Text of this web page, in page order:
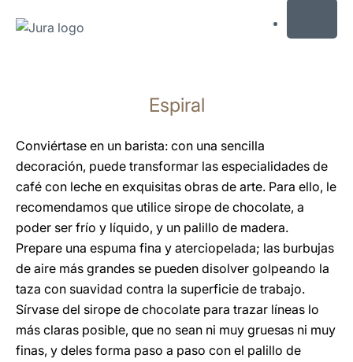
Saltar
búsqueda
Espiral
Conviértase en un barista: con una sencilla
decoración, puede transformar las especialidades de
café con leche en exquisitas obras de arte. Para ello, le
recomendamos que utilice sirope de chocolate, a
poder ser frío y líquido, y un palillo de madera.
Prepare una espuma fina y aterciopelada; las burbujas
de aire más grandes se pueden disolver golpeando la
taza con suavidad contra la superficie de trabajo.
Sírvase del sirope de chocolate para trazar líneas lo
más claras posible, que no sean ni muy gruesas ni muy
finas, y deles forma paso a paso con el palillo de